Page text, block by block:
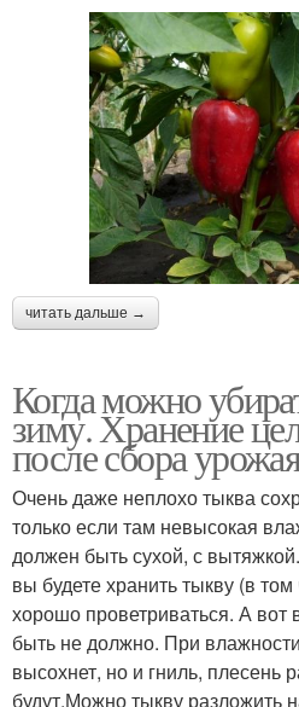
читать дальше →
Когда можно
зиму. Хранение
после сбора
Очень даже неплохо тыква
только если там невысокая
должен быть сухой, с
вы будете хранить тыкву (в
хорошо проветриваться. А
быть не должно. При
высохнет, но и гниль, плесень
будут.Можно тыкву разложить